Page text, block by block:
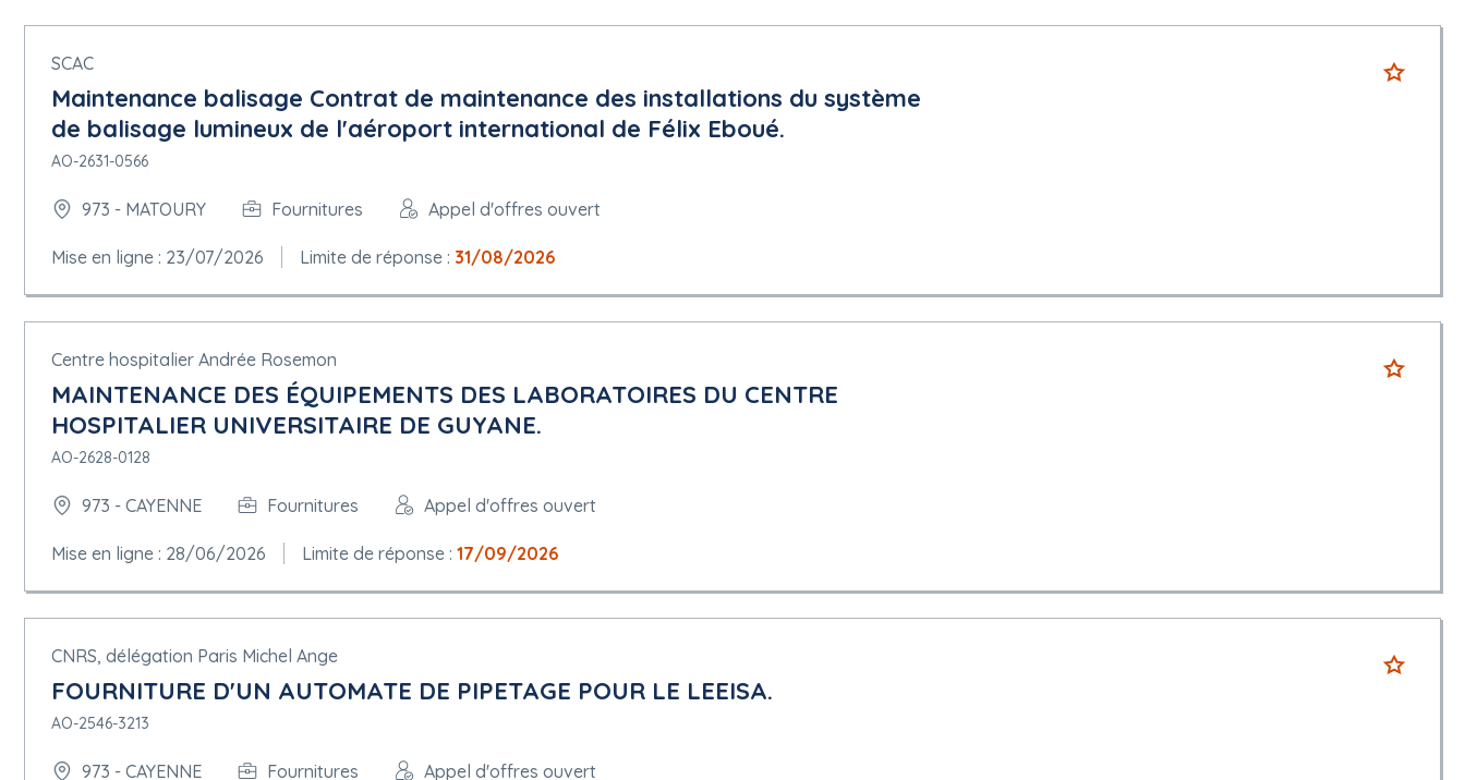
SCAC
Maintenance balisage Contrat de maintenance des installations du système
de balisage lumineux de l'aéroport international de Félix Eboué.
AO-2631-0566
973 - MATOURY Fournitures Appel d'offres ouvert
Mise en ligne : 23/07/2026 Limite de réponse : 31/08/2026
Centre hospitalier Andrée Rosemon
MAINTENANCE DES ÉQUIPEMENTS DES LABORATOIRES DU CENTRE
HOSPITALIER UNIVERSITAIRE DE GUYANE.
AO-2628-0128
973 - CAYENNE Fournitures Appel d'offres ouvert
Mise en ligne : 28/06/2026 Limite de réponse : 17/09/2026
CNRS, délégation Paris Michel Ange
FOURNITURE D'UN AUTOMATE DE PIPETAGE POUR LE LEEISA.
AO-2546-3213
973 - CAYENNE Fournitures Appel d'offres ouvert